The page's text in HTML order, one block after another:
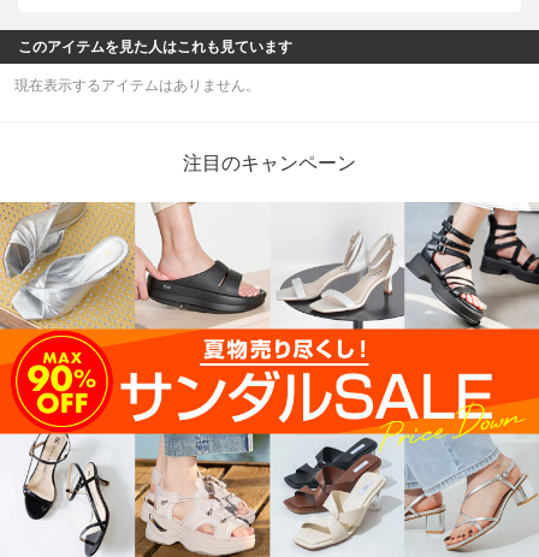
このアイテムを見た人はこれも見ています
現在表示するアイテムはありません。
注目のキャンペーン